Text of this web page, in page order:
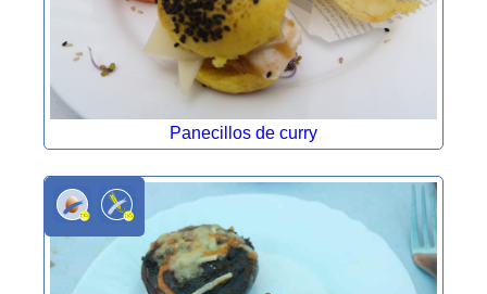
Panecillos de curry